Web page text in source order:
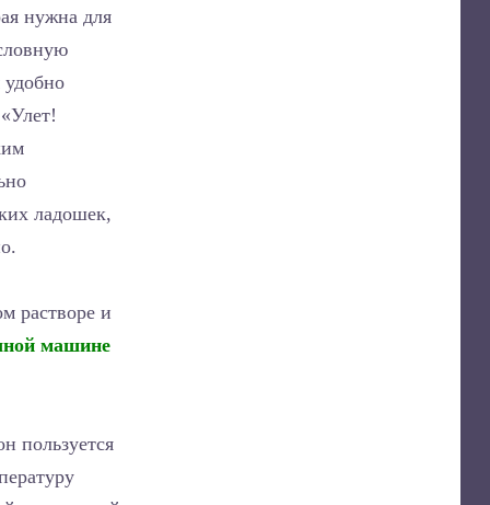
нужна для
удобно
ладошек,
растворе и
машине
пользуется